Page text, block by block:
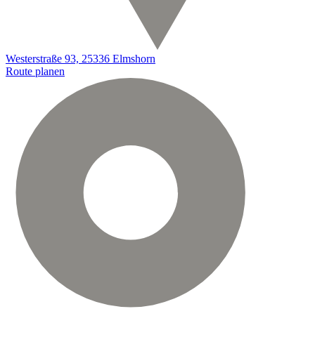
Westerstraße 93, 25336 Elmshorn
Route planen